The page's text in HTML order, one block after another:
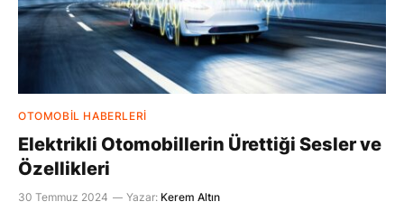
OTOMOBIL HABERLERI
Elektrikli Otomobillerin Ürettiği Sesler ve
Özellikleri
30 Temmuz 2024 Yazar: Kerem Altın